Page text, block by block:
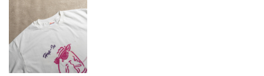
なかなか見つからないこの色味が本当に好きです！ありがと
うございました！